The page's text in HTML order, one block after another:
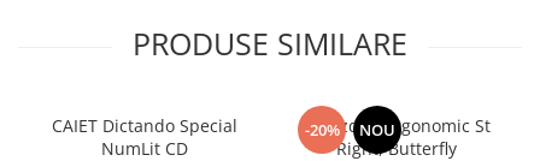
PRODUSE SIMILARE
CAIET Dictando Special
NumLit CD
-20% NOU
Ghiozdan ergonomic St
Right, Butterfly